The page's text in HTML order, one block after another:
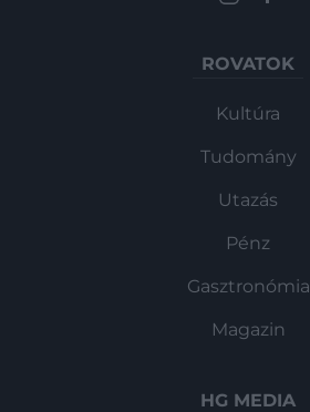
ROVATOK
Kultúra
Tudomány
Utazás
Pénz
Gasztronómia
Magazin
HG MEDIA